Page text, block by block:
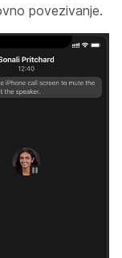
povezivanje.